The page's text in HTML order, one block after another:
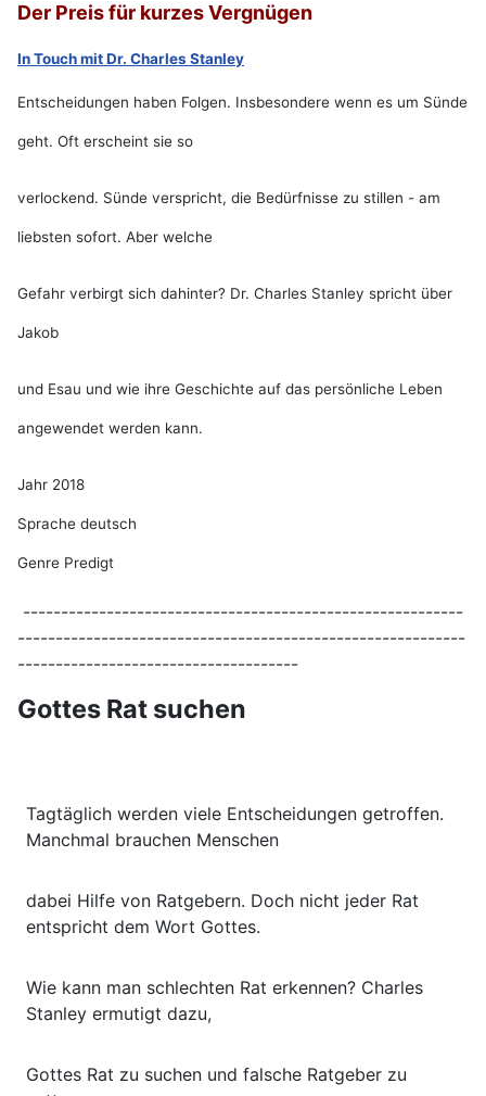
Der Preis für kurzes Vergnügen
In Touch mit Dr. Charles Stanley
Entscheidungen haben Folgen. Insbesondere wenn es um Sünde
geht. Oft erscheint sie so
verlockend. Sünde verspricht, die Bedürfnisse zu stillen - am
liebsten sofort. Aber welche
Gefahr verbirgt sich dahinter? Dr. Charles Stanley spricht über
Jakob
und Esau und wie ihre Geschichte auf das persönliche Leben
angewendet werden kann.
Jahr 2018
Sprache deutsch
Genre Predigt
----------------------------------------------------------
-----------------------------------------------------------
-------------------------------------
Gottes Rat suchen
Tagtäglich werden viele Entscheidungen getroffen.
Manchmal brauchen Menschen
dabei Hilfe von Ratgebern. Doch nicht jeder Rat
entspricht dem Wort Gottes.
Wie kann man schlechten Rat erkennen? Charles
Stanley ermutigt dazu,
Gottes Rat zu suchen und falsche Ratgeber zu